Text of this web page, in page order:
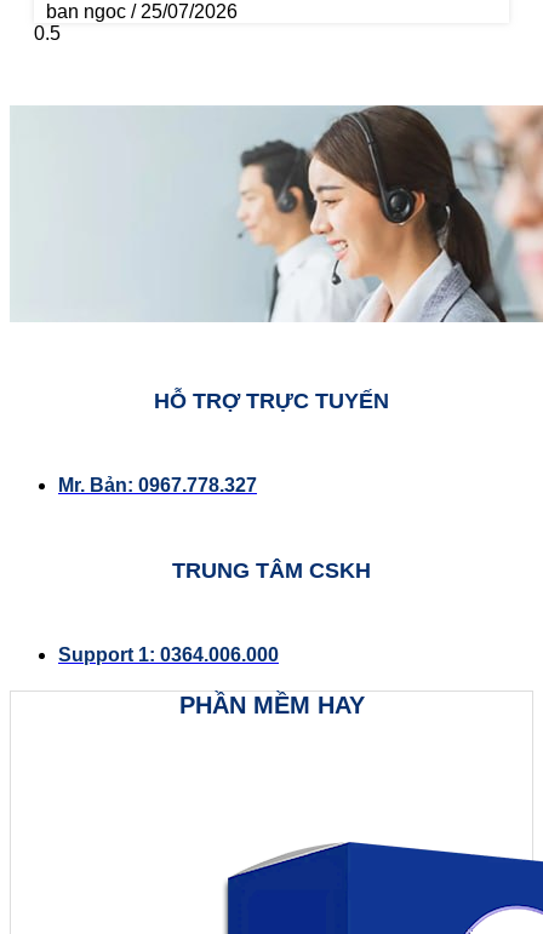
ban ngoc 25/07/2026
HỖ TRỢ TRỰC TUYẾN
Mr. Bản: 0967.778.327
TRUNG TÂM CSKH
Support 1: 0364.006.000
PHẦN MỀM HAY